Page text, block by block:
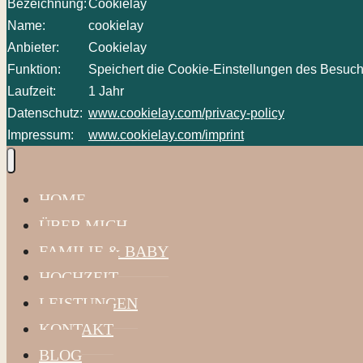
Bezeichnung:Cookielay
Name:
cookielay
Anbieter:
Cookielay
Funktion:
Speichert die Cookie-Einstellungen des
Laufzeit:
1 Jahr
Datenschutz: www.cookielay.com/privacy-policy
Impressum:
www.cookielay.com/imprint
HOME
ÜBER MICH
FAMILIE & BABY
HOCHZEIT
LEISTUNGEN
KONTAKT
BLOG